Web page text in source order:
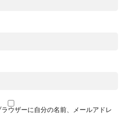
ウザーに自分の名前、メールアドレ